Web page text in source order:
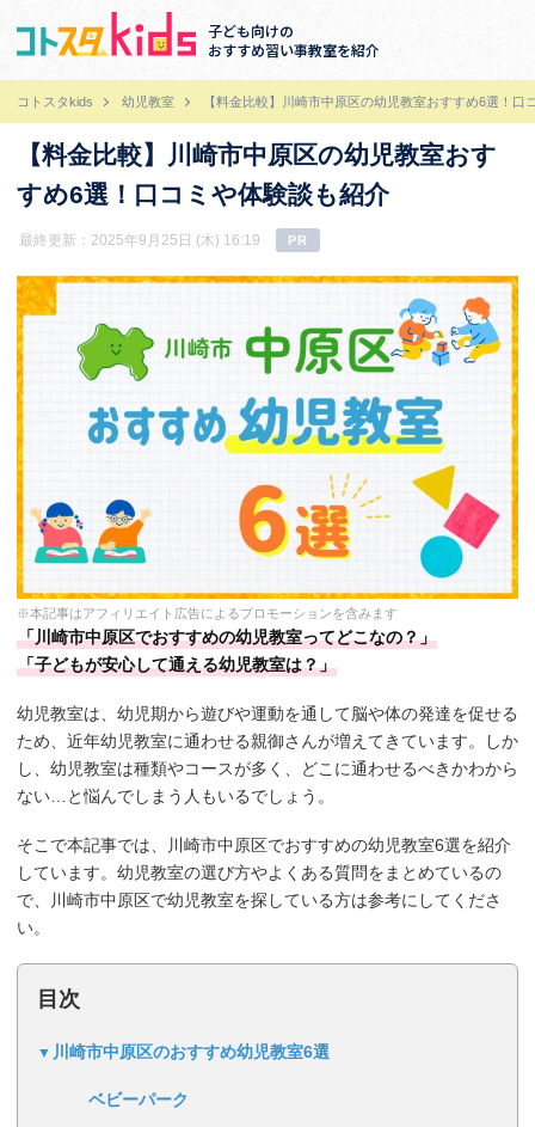
子ども向けの
おすすめ習い事教室を紹介
コトスタkids 幼児教室 【料金比較】川崎市中原区の幼児教室おすすめ6選！口
【料金比較】川崎市中原区の幼児教室おす
すめ6選！口コミや体験談も紹介
最終更新：2025年9月25日 (木) 16:19 PR
※本記事はアフィリエイト広告によるプロモーションを含みます
「川崎市中原区でおすすめの幼児教室ってどこなの？」
「子どもが安心して通える幼児教室は？」
幼児教室は、幼児期から遊びや運動を通して脳や体の発達を促せる
ため、近年幼児教室に通わせる親御さんが増えてきています。しか
し、幼児教室は種類やコースが多く、どこに通わせるべきかわから
ない…と悩んでしまう人もいるでしょう。
そこで本記事では、川崎市中原区でおすすめの幼児教室6選を紹介
しています。幼児教室の選び方やよくある質問をまとめているの
で、川崎市中原区で幼児教室を探している方は参考にしてくださ
い。
目次
川崎市中原区のおすすめ幼児教室6選
ベビーパーク